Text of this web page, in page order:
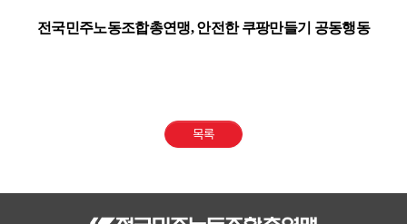
전국민주노동조합총연맹,안전한 쿠팡만들기 공동행동
목록